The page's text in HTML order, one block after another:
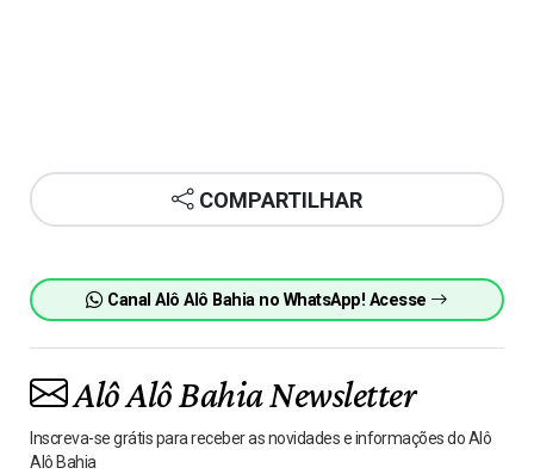
COMPARTILHAR
Canal Alô Alô Bahia no WhatsApp! Acesse
Alô Alô Bahia Newsletter
Inscreva-se grátis para receber as novidades e informações do Alô
Alô Bahia